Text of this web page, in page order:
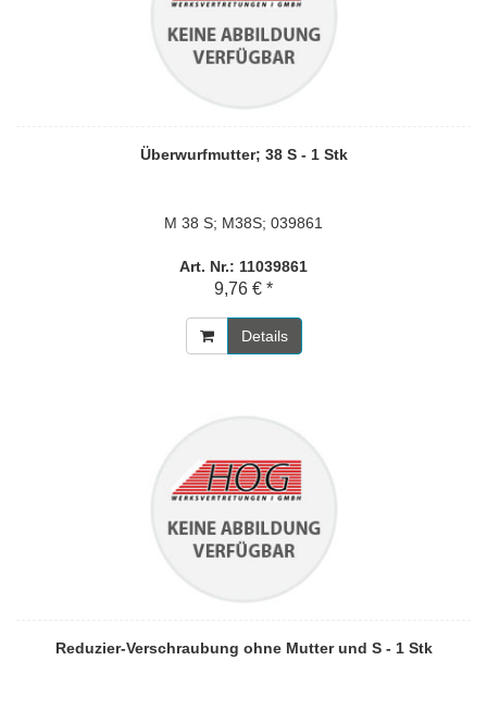
Überwurfmutter; 38 S - 1 Stk
M 38 S; M38S; 039861
Art. Nr.: 11039861
9,76 € *
Details
Reduzier-Verschraubung ohne Mutter und S - 1 Stk